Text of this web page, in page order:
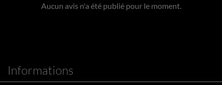
Aucun avis n'a été publié pour le moment.
Informations